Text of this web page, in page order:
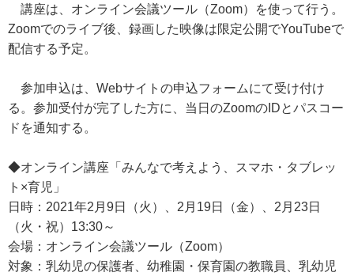
講座は、オンライン会議ツール（Zoom）を使って行う。
Zoomでのライブ後、録画した映像は限定公開でYouTubeで
配信する予定。
参加申込は、Webサイトの申込フォームにて受け付け
る。参加受付が完了した方に、当日のZoomのIDとパスコー
ドを通知する。
◆オンライン講座「みんなで考えよう、スマホ・タブレッ
ト×育児」
日時：2021年2月9日（火）、2月19日（金）、2月23日
（火・祝）13:30～
会場：オンライン会議ツール（Zoom）
対象：乳幼児の保護者、幼稚園・保育園の教職員、乳幼児